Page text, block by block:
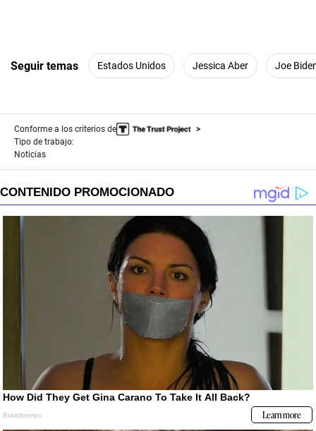
Seguir temas Estados Unidos Jessica Aber Joe
Conforme a los criterios de
Tipo de trabajo:
Noticias